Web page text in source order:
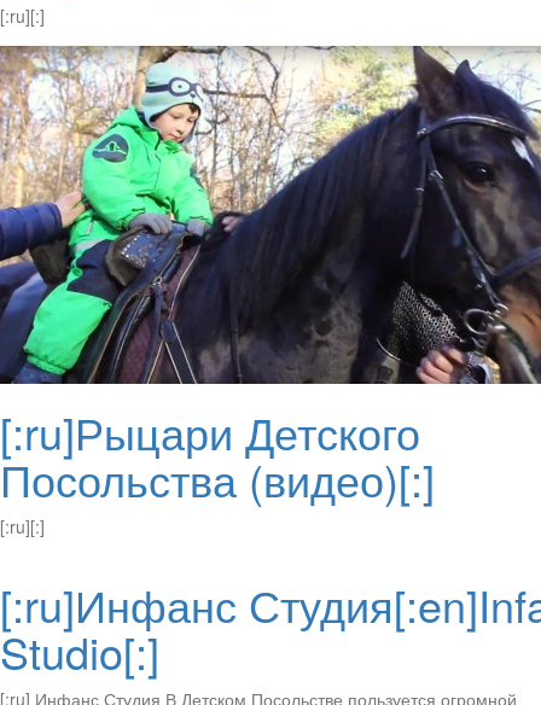
[:ru][:]
[:ru]Рыцари Детского
Посольства (видео)[:]
[:ru][:]
[:ru]Инфанс
Studio[:]
[:ru] Инфанс Студия В Детском Посольстве пользуется огромной